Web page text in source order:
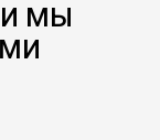
И МЫ